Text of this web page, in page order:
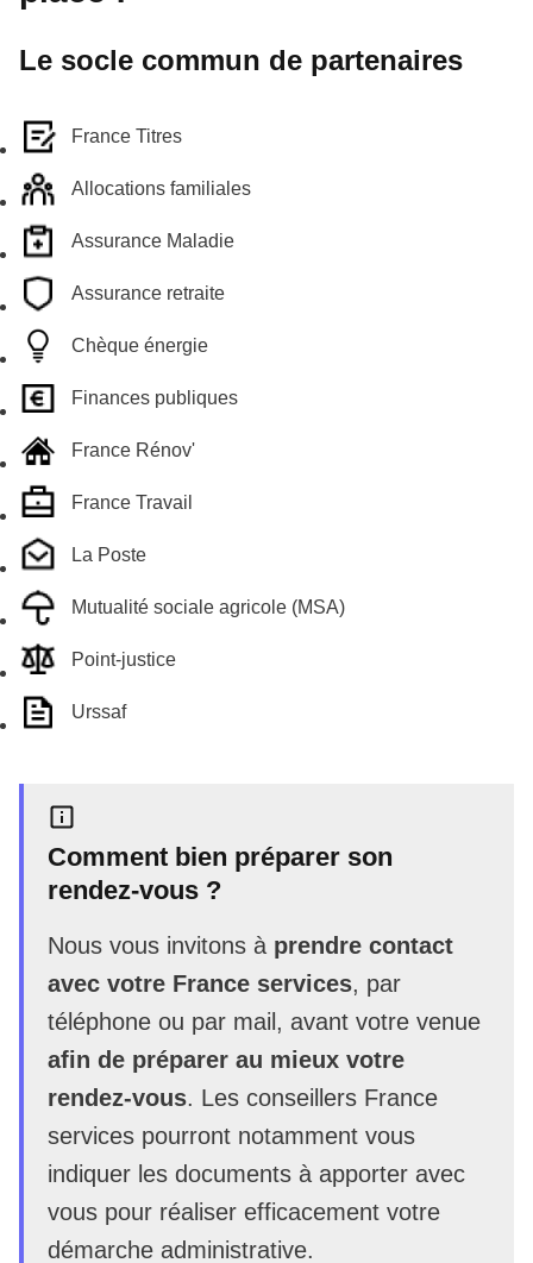
Le socle commun de partenaires
France Titres
Allocations familiales
Assurance Maladie
Assurance retraite
Chèque énergie
Finances publiques
France Rénov'
France Travail
La Poste
Mutualité sociale agricole (MSA)
Point-justice
Urssaf
Comment bien préparer son
rendez-vous ?
Nous vous invitons à prendre contact
avec votre France services, par
téléphone ou par mail, avant votre venue
afin de préparer au mieux votre
rendez-vous. Les conseillers France
services pourront notamment vous
indiquer les documents à apporter avec
vous pour réaliser efficacement votre
démarche administrative.